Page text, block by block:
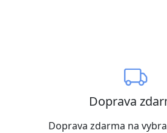
Doprava
Doprava zdarma na